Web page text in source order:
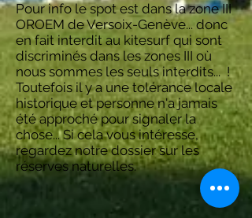
Pour info le spot est dans la zone III
OROEM de Versoix-Genève... donc
en fait interdit au kitesurf qui sont
discriminés dans les zones III où
nous sommes les seuls interdits... !
Toutefois il y a une tolérance locale
historique et personne n'a jamais
été approché pour signaler la
chose... Si cela vous intéresse,
regardez notre dossier sur les
réserves naturelles.